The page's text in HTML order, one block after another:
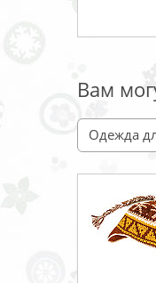
Вам
Одежда